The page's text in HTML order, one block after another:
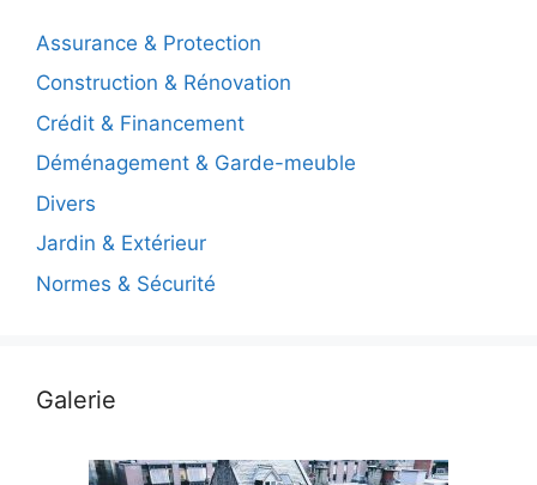
Assurance & Protection
Construction & Rénovation
Crédit & Financement
Déménagement & Garde-meuble
Divers
Jardin & Extérieur
Normes & Sécurité
Galerie